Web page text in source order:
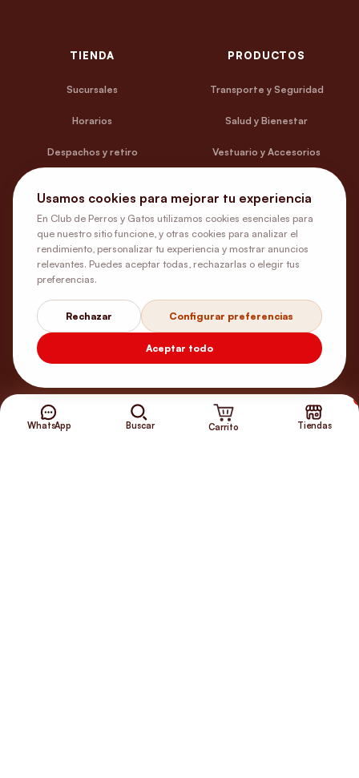
TIENDA
Sucursales
Horarios
Despachos y retiro
Política de Privacidad y Uso de
Cookies
Contacto y Ayuda
Medicamentos con receta
PRODUCTOS
Transporte y Seguridad
Salud y Bienestar
Vestuario y Accesorios
Camas y Estar
Entretención
WhatsApp Buscar Carrito Tiendas
Usamos cookies para mejorar tu experiencia
En Club de Perros y Gatos utilizamos cookies esenciales para
que nuestro sitio funcione, y otras cookies para analizar el
rendimiento, personalizar tu experiencia y mostrar anuncios
relevantes. Puedes aceptar todas, rechazarlas o elegir tus
preferencias.
Rechazar Configurar preferencias
Aceptar todo